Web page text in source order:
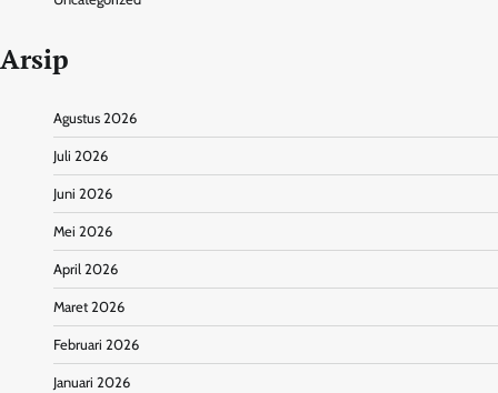
Arsip
Agustus 2026
Juli 2026
Juni 2026
Mei 2026
April 2026
Maret 2026
Februari 2026
Januari 2026